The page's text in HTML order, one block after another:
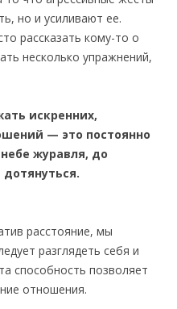
но и усиливают ее.
рассказать кому-то о
несколько упражнений,
искренних,
— это постоянно
журавля, до
расстояние, мы
разглядеть себя и
способность позволяет
отношения.